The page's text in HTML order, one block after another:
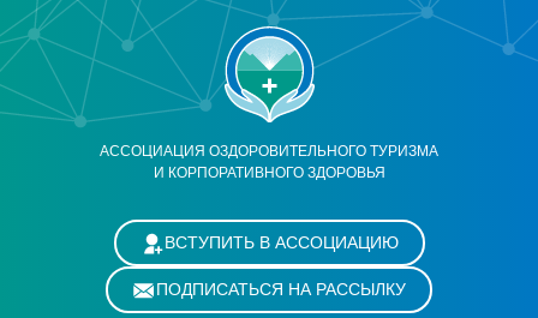
АССОЦИАЦИЯ ОЗДОРОВИТЕЛЬНОГО ТУРИЗМА
И КОРПОРАТИВНОГО ЗДОРОВЬЯ
ВСТУПИТЬ В АССОЦИАЦИЮ
ПОДПИСАТЬСЯ НА РАССЫЛКУ